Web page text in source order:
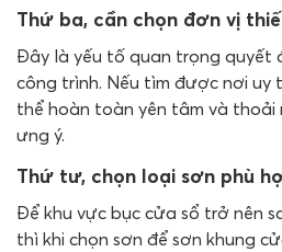
Thứ ba, cần chọn đơn vị
Đây là yếu tố quan trọng quyết
công trình. Nếu tìm được nơi uy
thể hoàn toàn yên tâm và thoải
ưng ý.
Thứ tư, chọn loại sơn phù
Để khu vực bục cửa sổ trở nên
thì khi chọn sơn để sơn khung